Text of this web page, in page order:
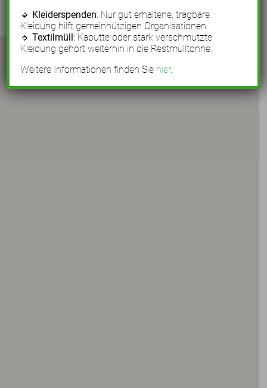
🔹 Kleiderspenden: Nur gut erhaltene, tragbare
Kleidung hilft gemeinnützigen Organisationen.
🔹Textilmüll: Kaputte oder stark verschmutzte
Kleidung gehört weiterhin in die Restmülltonne.
Weitere Informationen finden Sie hier.